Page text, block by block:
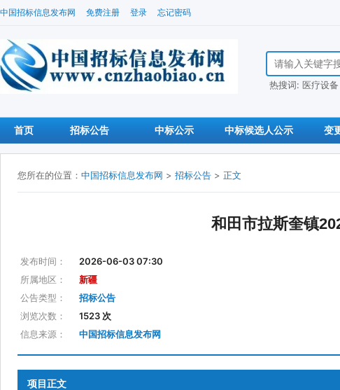
中国招标信息发布网 免费注册 登录 忘记密码
搜索招标信息
热搜词: 医疗设备
首页 招标公告 中标公示 中标候选人公示 变
您所在的位置： 中国招标信息发布网 > 招标公告 > 正文
和田市拉斯奎镇
发布时间：
2026-06-03 07:30
所属地区：
新疆
公告类型：
招标公告
浏览次数：
1523 次
信息来源：
中国招标信息发布网
项目正文